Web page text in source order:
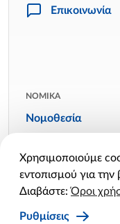
Επικοινωνία
ΝΟΜΙΚΑ
Νομοθεσία
Πολιτική
Πολιτική cookies
Χρησιμοποιούμε
εντοπισμού για την
Διαβάστε:Όροι
Ρυθμίσεις